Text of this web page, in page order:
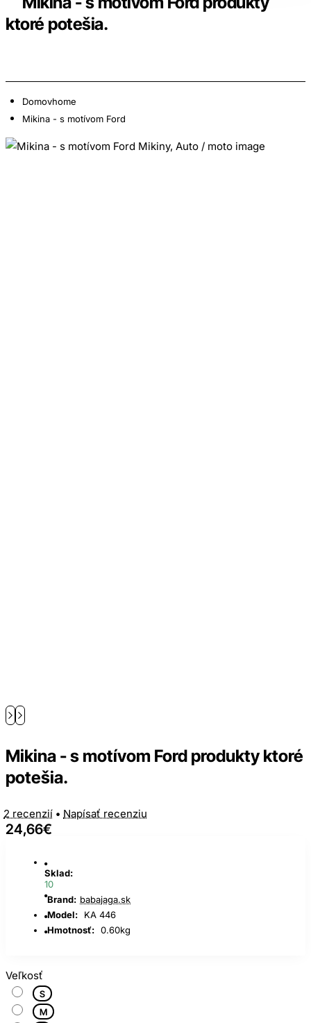
ktoré potešia.
Domovhome
Mikina - s motívom Ford
Mikina - s motívom Ford produkty ktoré
potešia.
2 recenzií • Napísať recenziu
24,66€
Sklad:
10
Brand: babajaga.sk
Model:
KA 446
Hmotnosť: 0.60kg
Veľkosť
S
M